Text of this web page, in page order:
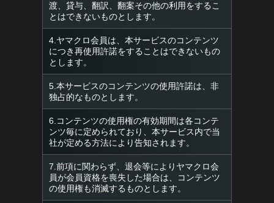
渡、貸与、翻訳、翻案その他の利用をするこ
とはできないものとします。
4.ヤマクロ会員は、本サービスのコンテンツ
につき再使用許諾をすることはできないもの
とします。
5.本サービスのコンテンツの使用許諾は、非
独占的なものとします。
6.コンテンツの使用権の有効期間は各コンテ
ンツ毎に定められており、本サービス内で当
社が定める方法により告知されます。
7.前項に関わらず、退会等によりヤマクロ会
員が会員資格を喪失した場合は、コンテンツ
の使用権も消滅するものとします。